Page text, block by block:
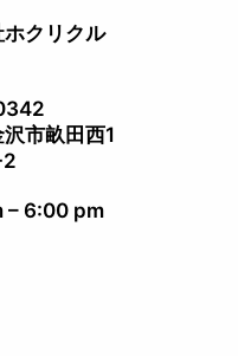
クリクル
市畝田西1
– 6:00 pm​